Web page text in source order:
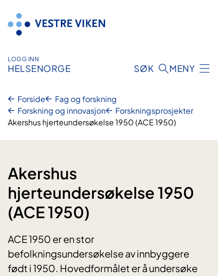
innhold
LOGG INN
HELSENORGE SØK MENY
Forside
Fag og forskning
Forskning og innovasjon
Forskningsprosjekter
Akershus hjerteundersøkelse 1950 (ACE 1950)
Akershus
hjerteundersøkelse 1950
(ACE 1950)
ACE 1950 er en stor
befolkningsundersøkelse av innbyggere
født i 1950. Hovedformålet er å undersøke